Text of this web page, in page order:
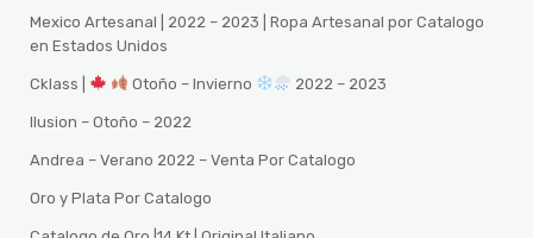
Mexico Artesanal | 2022 – 2023 | Ropa Artesanal por Catalogo
en Estados Unidos
Cklass | Otoño – Invierno 2022 – 2023
Ilusion – Otoño – 2022
Andrea – Verano 2022 – Venta Por Catalogo
Oro y Plata Por Catalogo